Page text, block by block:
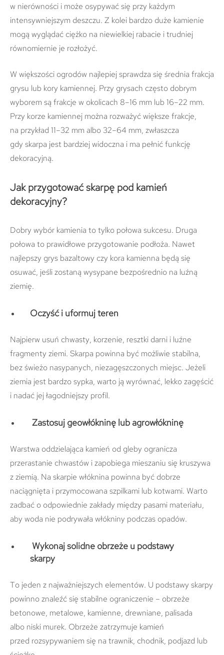
w nierówności i może osypywać się przy każdym
intensywniejszym deszczu. Z kolei bardzo duże kamienie
mogą wyglądać ciężko na niewielkiej rabacie i trudniej
równomiernie je rozłożyć.
W większości ogrodów najlepiej sprawdza się średnia frakcja
grysu lub kory kamiennej. Przy grysach często dobrym
wyborem są frakcje w okolicach 8–16 mm lub 16–22 mm.
Przy korze kamiennej można rozważyć większe frakcje,
na przykład 11–32 mm albo 32–64 mm, zwłaszcza
gdy skarpa jest bardziej widoczna i ma pełnić funkcję
dekoracyjną.
Jak przygotować skarpę pod kamień
dekoracyjny?
Dobry wybór kamienia to tylko połowa sukcesu. Druga
połowa to prawidłowe przygotowanie podłoża. Nawet
najlepszy grys bazaltowy czy kora kamienna będą się
osuwać, jeśli zostaną wysypane bezpośrednio na luźną
ziemię.
Oczyść i uformuj teren
Najpierw usuń chwasty, korzenie, resztki darni i luźne
fragmenty ziemi. Skarpa powinna być możliwie stabilna,
bez świeżo nasypanych, niezagęszczonych miejsc. Jeżeli
ziemia jest bardzo sypka, warto ją wyrównać, lekko zagęścić
i nadać jej łagodniejszy profil.
Zastosuj geowłókninę lub agrowłókninę
Warstwa oddzielająca kamień od gleby ogranicza
przerastanie chwastów i zapobiega mieszaniu się kruszywa
z ziemią. Na skarpie włóknina powinna być dobrze
naciągnięta i przymocowana szpilkami lub kotwami. Warto
zadbać o odpowiednie zakłady między pasami materiału,
aby woda nie podrywała włókniny podczas opadów.
Wykonaj solidne obrzeże u podstawy
skarpy
To jeden z najważniejszych elementów. U podstawy skarpy
powinno znaleźć się stabilne ograniczenie – obrzeże
betonowe, metalowe, kamienne, drewniane, palisada
albo niski murek. Obrzeże zatrzymuje kamień
przed rozsypywaniem się na trawnik, chodnik, podjazd lub